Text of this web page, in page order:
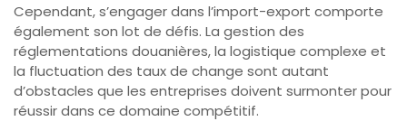
Cependant, s’engager dans l’import-export comporte
également son lot de défis. La gestion des
réglementations douanières, la logistique complexe et
la fluctuation des taux de change sont autant
d’obstacles que les entreprises doivent surmonter pour
réussir dans ce domaine compétitif.